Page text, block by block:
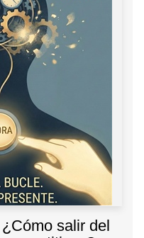
salir del